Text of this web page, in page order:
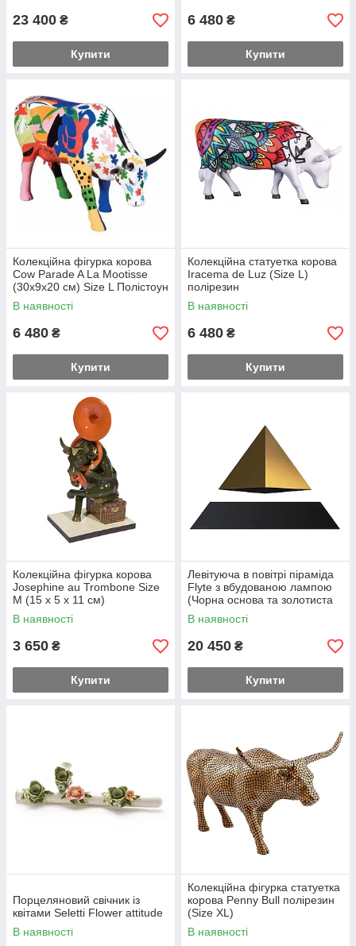
23 400 ₴
Купити
6 480 ₴
Купити
Колекційна фігурка корова
Cow Parade A La Mootisse
(30х9х20 см) Size L Полістоун
В наявності
6 480 ₴
Купити
Колекційна статуетка корова
Iracema de Luz (Size L)
полірезин
В наявності
6 480 ₴
Купити
Колекційна фігурка корова
Josephine au Trombone Size
M (15 x 5 x 11 см)
В наявності
3 650 ₴
Купити
Левітуюча в повітрі піраміда
Flyte з вбудованою лампою
(Чорна основа та золотиста
піраміда)
В наявності
20 450 ₴
Купити
Порцеляновий свічник із
квітами Seletti Flower attitude
В наявності
Колекційна фігурка статуетка
корова Penny Bull полірезин
(Size XL)
В наявності